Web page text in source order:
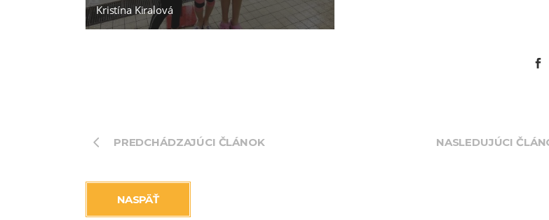
Kristína Kiralová
PREDCHÁDZAJÚCI ČLÁNOK NASLEDUJÚCI
NASPÄŤ